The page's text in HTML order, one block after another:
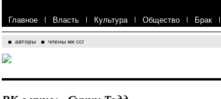
Главное | Власть | Культура | Общество | Брак |
авторы члены мк ссг